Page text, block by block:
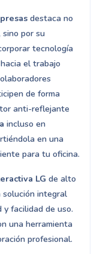
destaca no
por su
tecnología
el trabajo
de forma
anti-reflejante
incluso en
en una
para tu oficina.
LG de alto
solución integral
y facilidad de uso.
una herramienta
profesional.